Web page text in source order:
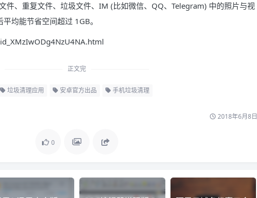
件、重复文件、垃圾文件、IM (比如微信、QQ、Telegram) 中的照片与视
均能节省空间超过 1GB。
正文完
垃圾清理应用 安卓官方出品 手机垃圾清理
2018年6月8日
0